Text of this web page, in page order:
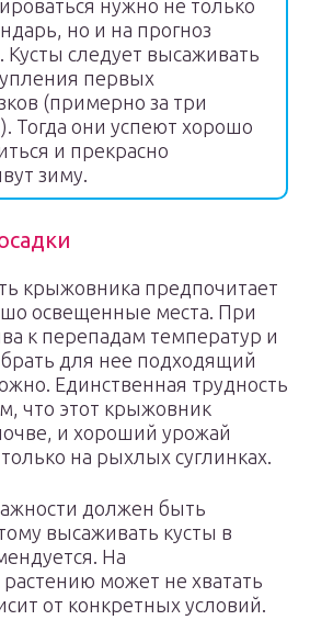
нужно не только
но и на прогноз
Кусты следует высаживать
первых
(примерно за три
Тогда они успеют хорошо
и прекрасно
зиму.
крыжовника предпочитает
освещенные места. При
к перепадам температур и
для нее подходящий
Единственная трудность
что этот крыжовник
и хороший урожай
на рыхлых суглинках.
должен быть
высаживать кусты в
На
может не хватать
от конкретных условий.